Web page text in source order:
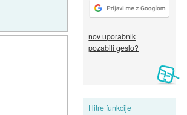
nov uporabnik
pozabili geslo?
Hitre funkcije